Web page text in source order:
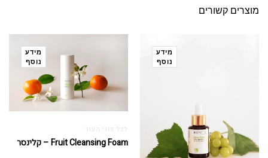
מוצרים קשורים
מידע
נוסף
מידע
נוסף
לכל סוגי העור
Fruit Cleansing Foam – קלינסר